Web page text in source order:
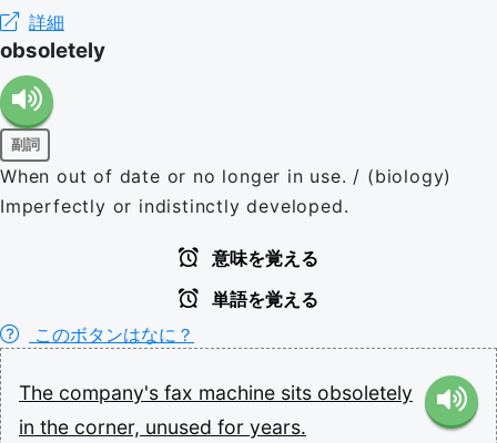
詳細
obsoletely
副詞
When out of date or no longer in use. / (biology)
Imperfectly or indistinctly developed.
意味を覚える
単語を覚える
このボタンはなに？
The company's fax machine sits obsoletely
in the corner, unused for years.